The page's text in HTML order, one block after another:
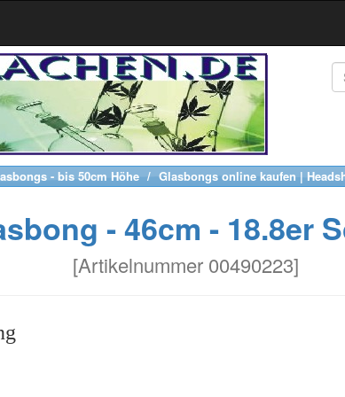
- bis 50cm Höhe Glasbongs online kaufen |
- 46cm - 18.8er
[Artikelnummer 00490223]